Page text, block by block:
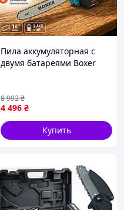
Пила аккумуляторная с
двумя батареями Boxer
сада Профессиональная
минипила для сада
4 496 ₴
8 992₴
Купить